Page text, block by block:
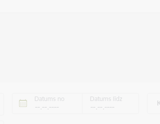
Datums no Datums līdz